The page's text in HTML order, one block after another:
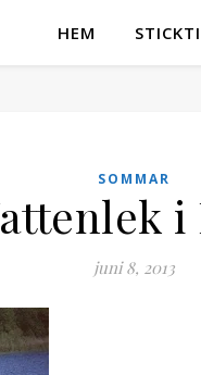
HEM
SOMMAR
i
juni 8, 2013